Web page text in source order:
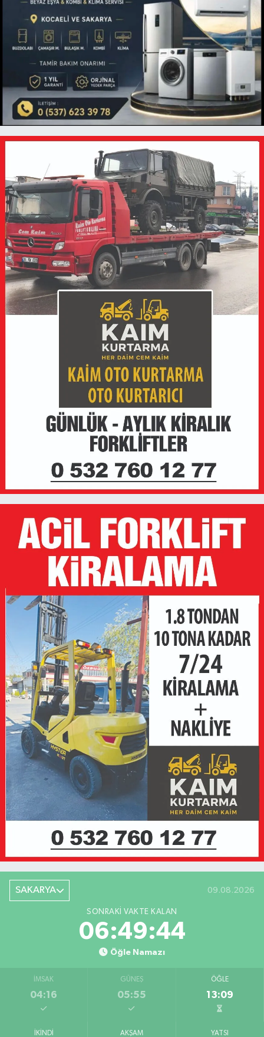
SAKARYA 09.08.2026
SONRAKI VAKTE KALAN
06:49:44
Öğle Namazı
İMSAK
04:16
GÜNEŞ
05:55
ÖĞLE
13:09
İKINDI AKŞAM YATSI